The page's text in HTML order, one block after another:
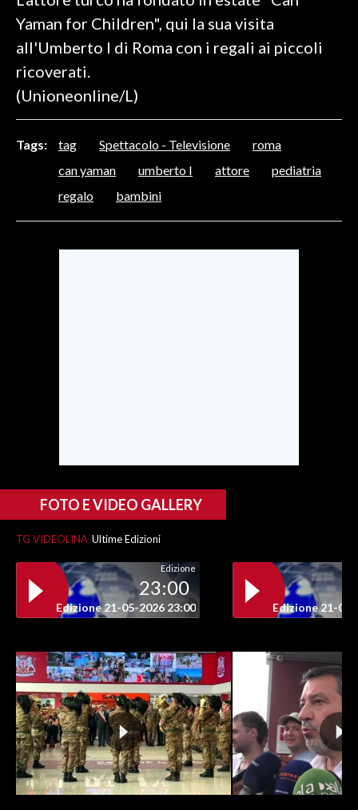
VOLLEY
MOTORI
TENNIS
ALTRI SPORT
SPETTACOLI
INSULARITÀ
ANNUNCI
NECROLOGI
SPIAGGE
STORE
Yaman for Children", qui la sua visita
all'Umberto I di Roma con i regali ai piccoli
ricoverati.
(Unioneonline/L)
Tags: tag Spettacolo - Televisione
roma
can yaman
umberto I attore
pediatria
regalo
bambini
FOTO E VIDEO GALLERY
TG VIDEOLINA Ultime Edizioni
Edizione
23:00
Edizione 21-05-2026 23:00 Edizione 21-05-